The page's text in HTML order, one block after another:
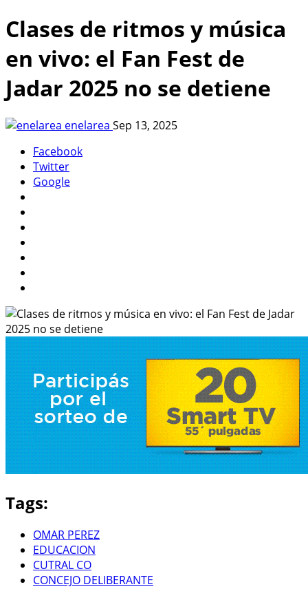
Clases de ritmos y música
en vivo: el Fan Fest de
Jadar 2025 no se detiene
enelarea Sep 13, 2025
Facebook
Twitter
Google
Tags:
OMAR PEREZ
EDUCACION
CUTRAL CO
CONCEJO DELIBERANTE